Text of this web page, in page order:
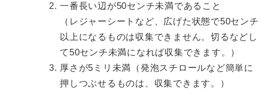
一番長い辺が50センチ未満であること
（レジャーシートなど、広げた状態で50センチ
以上になるものは収集できません。切るなどし
て50センチ未満になれば収集できます。）
厚さが5ミリ未満（発泡スチロールなど簡単に
押しつぶせるものは、収集できます。）